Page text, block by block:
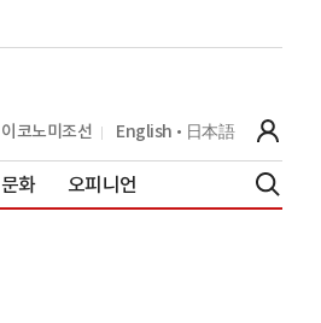
이코노미조선 English 日本語
문화 오피니언